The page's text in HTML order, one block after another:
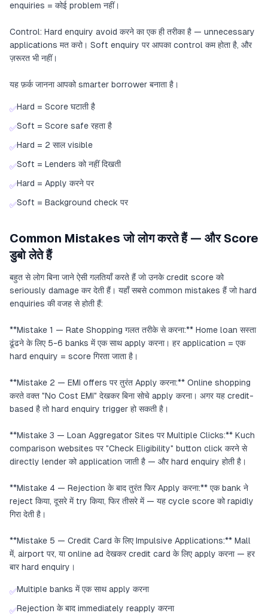
enquiries = कोई problem नहीं।
Control: Hard enquiry avoid करने का एक ही तरीका है — unnecessary
applications मत करो। Soft enquiry पर आपका control कम होता है, और
ज़रूरत भी नहीं।
यह फ़र्क जानना आपको smarter borrower बनाता है।
✅Hard = Score घटाती है
✅Soft = Score safe रहता है
✅Hard = 2 साल visible
✅Soft = Lenders को नहीं दिखती
✅Hard = Apply करने पर
✅Soft = Background check पर
Common Mistakes जो लोग करते हैं — और Score
डुबो लेते हैं
बहुत से लोग बिना जाने ऐसी गलतियाँ करते हैं जो उनके credit score को
seriously damage कर देती हैं। यहाँ सबसे common mistakes हैं जो hard
enquiries की वजह से होती हैं:
**Mistake 1 — Rate Shopping गलत तरीके से करना:** Home loan सस्ता
ढूंढने के लिए 5-6 banks में एक साथ apply करना। हर application = एक
hard enquiry = score गिरता जाता है।
**Mistake 2 — EMI offers पर तुरंत Apply करना:** Online shopping
करते वक्त "No Cost EMI" देखकर बिना सोचे apply करना। अगर यह credit-
based है तो hard enquiry trigger हो सकती है।
**Mistake 3 — Loan Aggregator Sites पर Multiple Clicks:** Kuch
comparison websites पर "Check Eligibility" button click करने से
directly lender को application जाती है — और hard enquiry होती है।
**Mistake 4 — Rejection के बाद तुरंत फिर Apply करना:** एक bank ने
reject किया, दूसरे में try किया, फिर तीसरे में — यह cycle score को rapidly
गिरा देती है।
**Mistake 5 — Credit Card के लिए Impulsive Applications:** Mall
में, airport पर, या online ad देखकर credit card के लिए apply करना — हर
बार hard enquiry।
✅Multiple banks में एक साथ apply करना
✅Rejection के बाद immediately reapply करना